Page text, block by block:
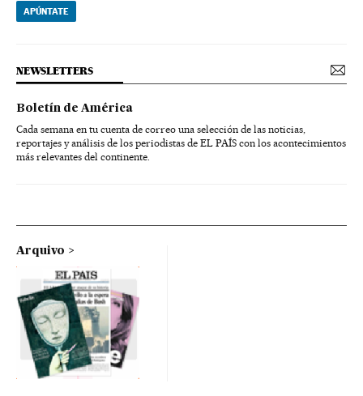
APÚNTATE
NEWSLETTERS
Boletín de América
Cada semana en tu cuenta de correo una selección de las noticias,
reportajes y análisis de los periodistas de EL PAÍS con los acontecimientos
más relevantes del continente.
Arquivo